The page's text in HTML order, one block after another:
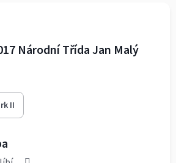
Národní Třída Jan Malý
II